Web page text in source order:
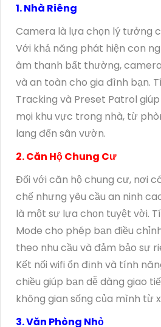
1. Nhà Riêng
Camera là lựa chọn lý tưởng
Với khả năng phát hiện con
âm thanh bất thường,
và an toàn cho gia đình bạn.
Tracking và Preset Patrol
mọi khu vực trong nhà, từ
lang đến sân vườn.
2. Căn Hộ Chung Cư
Đối với căn hộ chung cư, nơi
chế nhưng yêu cầu an ninh
là một sự lựa chọn tuyệt vời.
Mode cho phép bạn điều
theo nhu cầu và đảm bảo sự
Kết nối wifi ổn định và tính
chiều giúp bạn dễ dàng giao
không gian sống của mình từ
3. Văn Phòng Nhỏ